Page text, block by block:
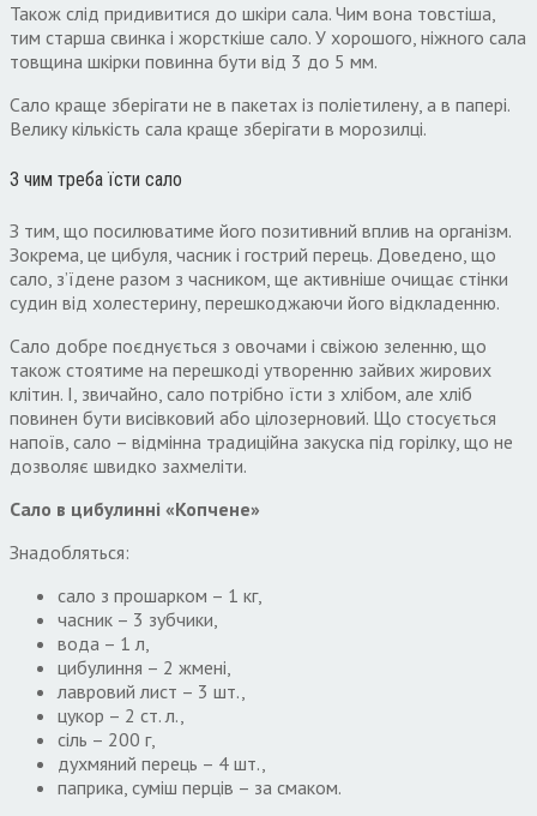
Також слід придивитися до шкіри сала. Чим вона товстіша,
тим старша свинка і жорсткіше сало. У хорошого, ніжного сала
товщина шкірки повинна бути від 3 до 5 мм.
Сало краще зберігати не в пакетах із поліетилену, а в папері.
Велику кількість сала краще зберігати в морозилці.
З чим треба їсти сало
З тим, що посилюватиме його позитивний вплив на організм.
Зокрема, це цибуля, часник і гострий перець. Доведено, що
сало, з’їдене разом з часником, ще активніше очищає стінки
судин від холестерину, перешкоджаючи його відкладенню.
Сало добре поєднується з овочами і свіжою зеленню, що
також стоятиме на перешкоді утворенню зайвих жирових
клітин. І, звичайно, сало потрібно їсти з хлібом, але хліб
повинен бути висівковий або цілозерновий. Що стосується
напоїв, сало – відмінна традиційна закуска під горілку, що не
дозволяє швидко захмеліти.
Сало в цибулинні «Копчене»
Знадобляться:
сало з прошарком – 1 кг,
часник – 3 зубчики,
вода – 1 л,
цибулиння – 2 жмені,
лавровий лист – 3 шт.,
цукор – 2 ст. л.,
сіль – 200 г,
духмяний перець – 4 шт.,
паприка, суміш перців – за смаком.